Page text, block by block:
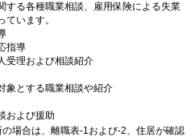
する各種職業相談、雇用保険による失業
います。
指導
受理および相談紹介
象とする職業相談や紹介
および援助
場合は、離職表-1および-2、住居が確認